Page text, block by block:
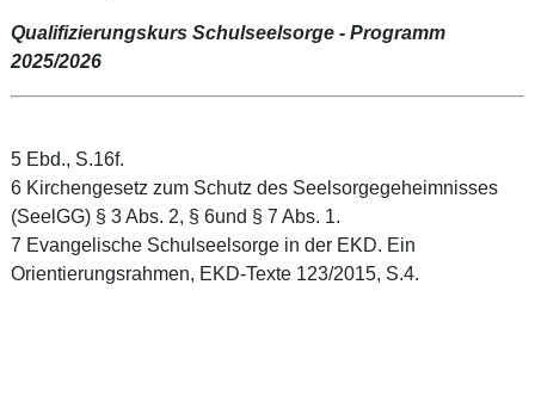
Qualifizierungskurs Schulseelsorge - Programm
2025/2026
5 Ebd., S.16f.
6 Kirchengesetz zum Schutz des Seelsorgegeheimnisses
(SeelGG) § 3 Abs. 2, § 6und § 7 Abs. 1.
7 Evangelische Schulseelsorge in der EKD. Ein
Orientierungsrahmen, EKD-Texte 123/2015, S.4.